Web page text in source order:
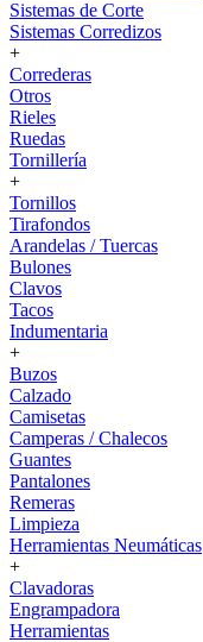
Sistemas de Corte
Sistemas Corredizos
+
Correderas
Otros
Rieles
Ruedas
Tornillería
+
Tornillos
Tirafondos
Arandelas / Tuercas
Bulones
Clavos
Tacos
Indumentaria
+
Buzos
Calzado
Camisetas
Camperas / Chalecos
Guantes
Pantalones
Remeras
Limpieza
Herramientas Neumáticas
+
Clavadoras
Engrampadora
Herramientas